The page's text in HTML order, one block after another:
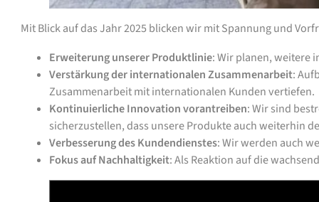
Mit Blick auf das Jahr 2025 blicken wir mit Spannung und
Erweiterung unserer Produktlinie: Wir planen, weitere
Verstärkung der internationalen Zusammenarbeit:
Zusammenarbeit mit internationalen Kunden vertiefen.
Kontinuierliche Innovation vorantreiben: Wir sind
sicherzustellen, dass unsere Produkte auch weiterhin
Verbesserung des Kundendienstes: Wir werden auch
Fokus auf Nachhaltigkeit: Als Reaktion auf die